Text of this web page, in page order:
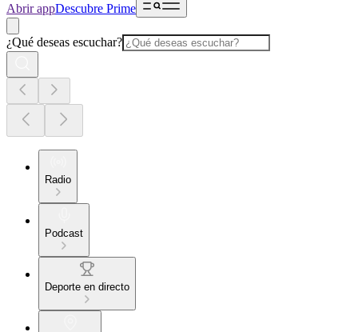
Abrir appDescubre Prime
¿Qué deseas escuchar?
Radio
Podcast
Deporte en directo